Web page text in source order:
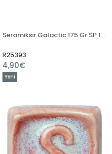
Seramiksir Galactic 175 Gr SP 1494
R25393
4,90€
Yeni